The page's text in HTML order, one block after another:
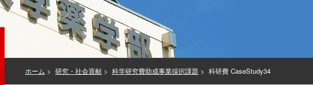
ホーム > 研究・社会貢献 > 科学研究費助成事業採択課題 > 科研費 CaseStudy34